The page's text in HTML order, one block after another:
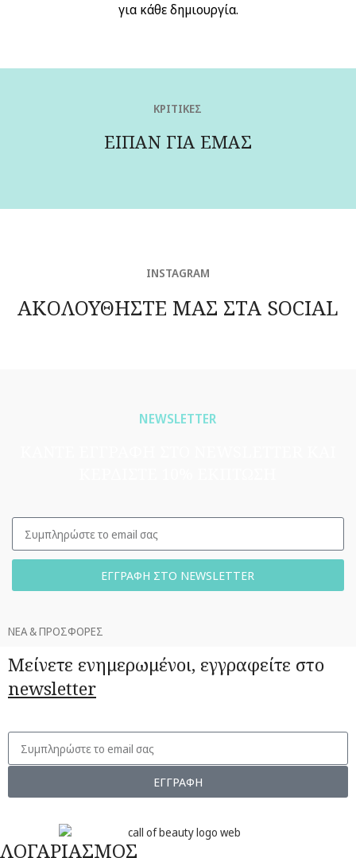
για κάθε δημιουργία.
ΚΡΙΤΙΚΕΣ
ΕΙΠΑΝ ΓΙΑ ΕΜΑΣ
INSTAGRAM
ΑΚΟΛΟΥΘΗΣΤΕ ΜΑΣ ΣΤΑ SOCIAL
NEWSLETTER
ΕΓΓΡΑΦΗ ΣΤΟ NEWSLETTER
ΝΕΑ & ΠΡΟΣΦΟΡΕΣ
Μείνετε ενημερωμένοι, εγγραφείτε στο
newsletter
ΕΓΓΡΑΦΗ
ΛΟΓΑΡΙΑΣΜΟΣ